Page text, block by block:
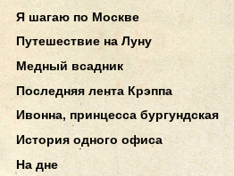
Я шагаю по Москве
Путешествие на Луну
Медный всадник
Последняя лента Крэппа
Ивонна, принцесса бургундская
История одного офиса
На дне